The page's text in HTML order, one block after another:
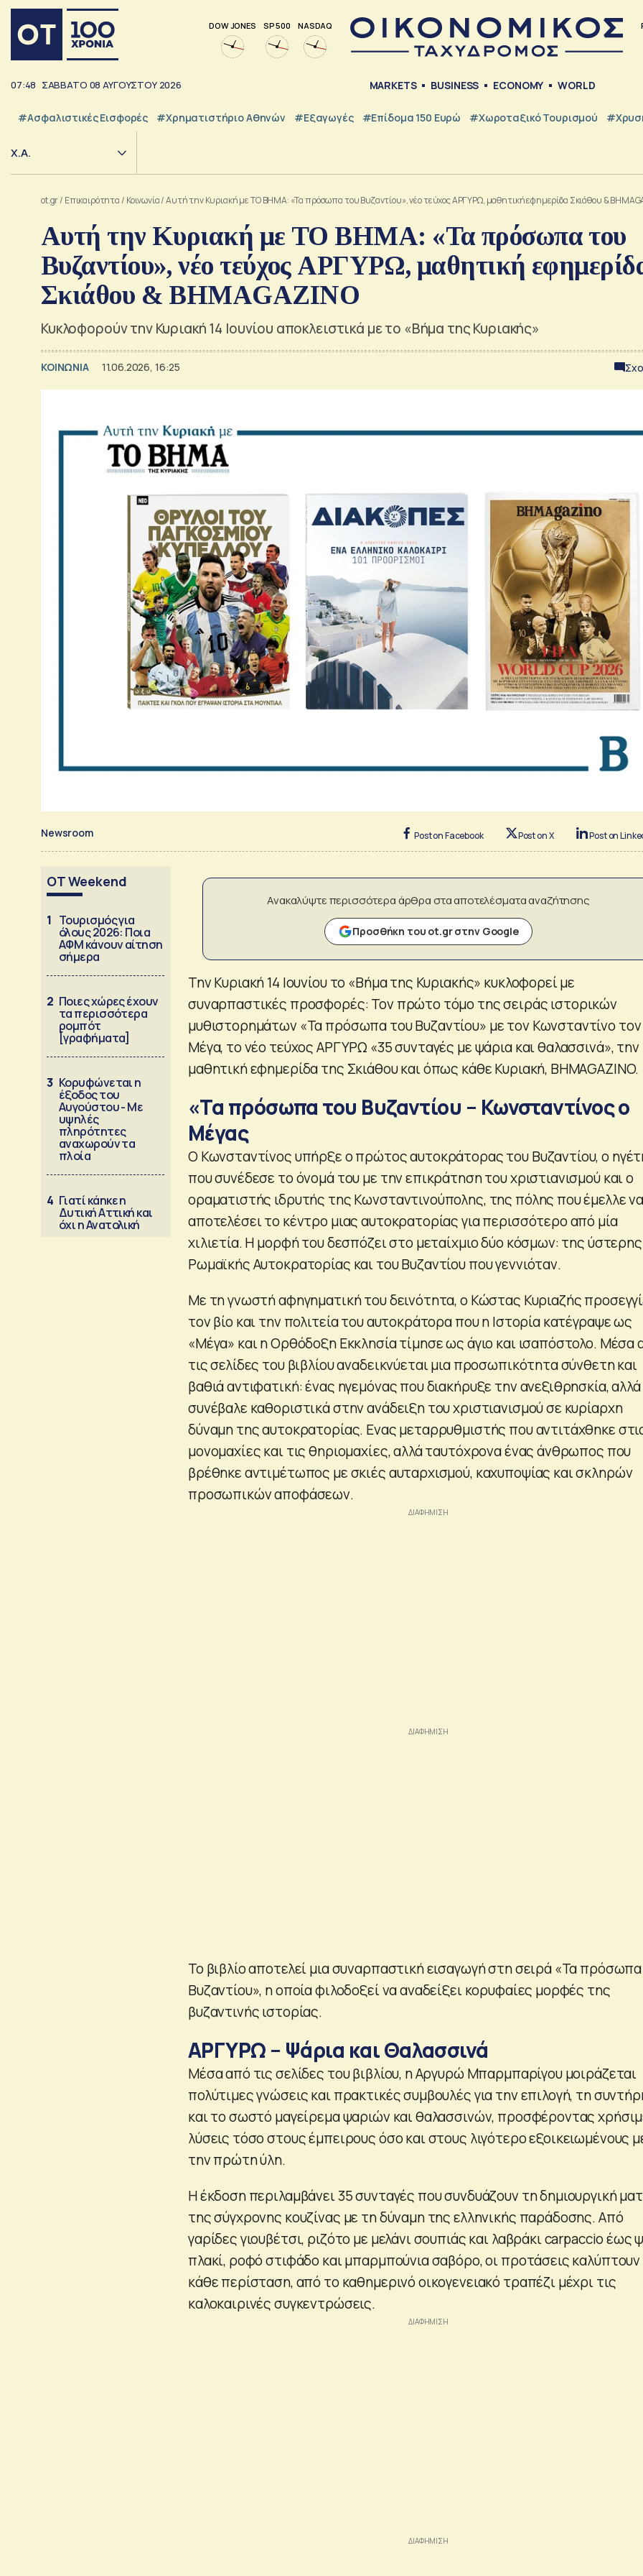
DOW JONES SP 500 NASDAQ
07:48 ΣΑΒΒΑΤΟ 08 ΑΥΓΟΥΣΤΟΥ 2026 MARKETS BUSINESS ECONOMY WORLD
#Ασφαλιστικές Εισφορές #Χρηματιστήριο Αθηνών #εξαγωγές #Επίδομα 150 Ευρώ #Χωροταξικό Τουρισμού
Χ.Α.
ot.gr/ Επικαιρότητα / Κοινωνία/Αυτή την Κυριακή με ΤΟ ΒΗΜΑ: «Τα πρόσωπα του Βυζαντίου», νέο τεύχος ΑΡΓΥΡΩ, μαθητική εφημερίδα Σκιάθου &
Αυτή την Κυριακή με ΤΟ ΒΗΜΑ: «Τα πρόσωπα του
Βυζαντίου», νέο τεύχος ΑΡΓΥΡΩ, μαθητική
Σκιάθου & ΒΗΜΑGAZINO
Κυκλοφορούν την Κυριακή 14 Ιουνίου αποκλειστικά με το «Βήμα της Κυριακής»
ΚΟΙΝΩΝΙΑ 11.06.2026, 16:25
Newsroom Post on Facebook Post on X Post on
OT Weekend
1 Τουρισμός για
όλους 2026: Ποια
ΑΦΜ κάνουν αίτηση
σήμερα
2 Ποιες χώρες έχουν
τα περισσότερα
ρομπότ
[γραφήματα]
3 Κορυφώνεται η
έξοδος του
Αυγούστου - Με
υψηλές
πληρότητες
αναχωρούν τα
πλοία
4 Γιατί κάηκε η
Δυτική Αττική και
όχι η Ανατολική
Ανακαλύψτε περισσότερα άρθρα στα αποτελέσματα αναζήτησης
Προσθήκη του ot.gr στην Google
Την Κυριακή 14 Ιουνίου το «Βήμα της Κυριακής» κυκλοφορεί με
συναρπαστικές προσφορές: Τον πρώτο τόμο της σειράς ιστορικών
μυθιστορημάτων «Τα πρόσωπα του Βυζαντίου» με τον Κωνσταντίνο τον
Μέγα, το νέο τεύχος ΑΡΓΥΡΩ «35 συνταγές με ψάρια και θαλασσινά», την
μαθητική εφημερίδα της Σκιάθου και όπως κάθε Κυριακή, ΒΗΜΑGAZINO.
«Τα πρόσωπα του Βυζαντίου – Κωνσταντίνος ο
Μέγας
Ο Κωνσταντίνος υπήρξε ο πρώτος αυτοκράτορας του Βυζαντίου, ο
που συνέδεσε το όνομά του με την επικράτηση του χριστιανισμού και ο
οραματιστής ιδρυτής της Κωνσταντινούπολης, της πόλης που έμελλε
αποτελέσει το κέντρο μιας αυτοκρατορίας για περισσότερο από μία
χιλιετία. Η μορφή του δεσπόζει στο μεταίχμιο δύο κόσμων: της ύστερης
Ρωμαϊκής Αυτοκρατορίας και του Βυζαντίου που γεννιόταν.
Με τη γνωστή αφηγηματική του δεινότητα, ο Κώστας Κυριαζής
τον βίο και την πολιτεία του αυτοκράτορα που η Ιστορία κατέγραψε ως
«Μέγα» και η Ορθόδοξη Εκκλησία τίμησε ως άγιο και ισαπόστολο. Μέσα
τις σελίδες του βιβλίου αναδεικνύεται μια προσωπικότητα σύνθετη και
βαθιά αντιφατική: ένας ηγεμόνας που διακήρυξε την ανεξιθρησκία, αλλά
συνέβαλε καθοριστικά στην ανάδειξη του χριστιανισμού σε κυρίαρχη
δύναμη της αυτοκρατορίας. Ενας μεταρρυθμιστής που αντιτάχθηκε
μονομαχίες και τις θηριομαχίες, αλλά ταυτόχρονα ένας άνθρωπος που
βρέθηκε αντιμέτωπος με σκιές αυταρχισμού, καχυποψίας και σκληρών
προσωπικών αποφάσεων.
Το βιβλίο αποτελεί μια συναρπαστική εισαγωγή στη σειρά «Τα
Βυζαντίου», η οποία φιλοδοξεί να αναδείξει κορυφαίες μορφές της
βυζαντινής ιστορίας.
ΑΡΓΥΡΩ – Ψάρια και Θαλασσινά
Μέσα από τις σελίδες του βιβλίου, η Αργυρώ Μπαρμπαρίγου μοιράζεται
πολύτιμες γνώσεις και πρακτικές συμβουλές για την επιλογή, τη
και το σωστό μαγείρεμα ψαριών και θαλασσινών, προσφέροντας
λύσεις τόσο στους έμπειρους όσο και στους λιγότερο εξοικειωμένους
την πρώτη ύλη.
Η έκδοση περιλαμβάνει 35 συνταγές που συνδυάζουν τη δημιουργική
της σύγχρονης κουζίνας με τη δύναμη της ελληνικής παράδοσης. Από
γαρίδες γιουβέτσι, ριζότο με μελάνι σουπιάς και λαβράκι carpaccio έως
πλακί, ροφό στιφάδο και μπαρμπούνια σαβόρο, οι προτάσεις καλύπτουν
κάθε περίσταση, από το καθημερινό οικογενειακό τραπέζι μέχρι τις
καλοκαιρινές συγκεντρώσεις.